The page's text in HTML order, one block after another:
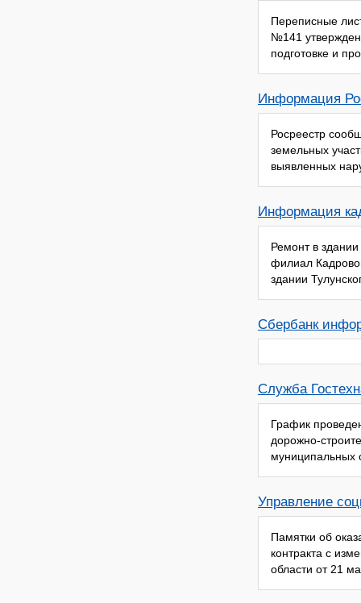
Переписные
№141
подготовке и
Информация
Росреестр
земельных
выявленных
Информация
Ремонт в
филиал
здании
Сбербанк
Служба
График
дорожно-
муниципальных
Управление
Памятки об
контракта с
области от 21